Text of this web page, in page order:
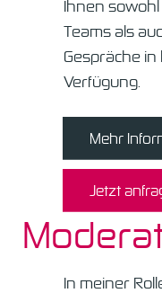
Ihnen
Teams als
Gespräche
Verfügung.
Mehr
Jetzt
In meiner